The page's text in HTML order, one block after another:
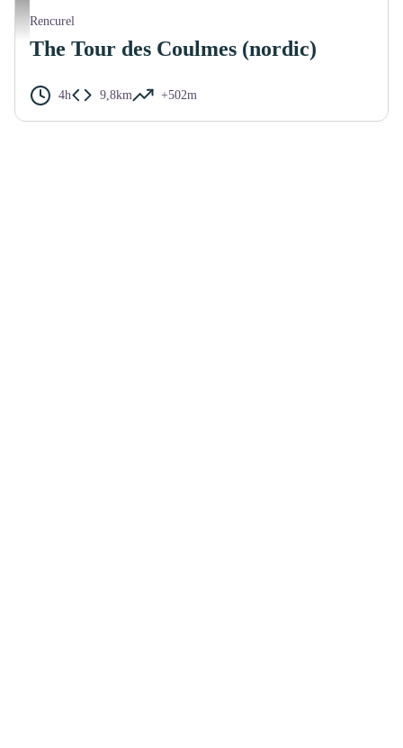
Forêt enneigée - F Da Costa
Rencurel
The Tour des Coulmes (nordic)
4h 9,8km +502m